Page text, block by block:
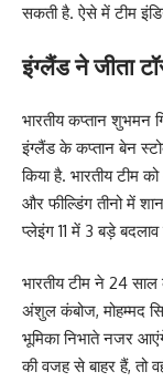
सकती है. ऐसे में टीम
इंग्लैंड ने जीता
भारतीय कप्तान शुभमन
इंग्लैंड के कप्तान बेन
किया है. भारतीय टीम
और फील्डिंग तीनो में
प्लेइंग 11 में 3 बड़े बदलाव
भारतीय टीम ने 24
अंशुल कंबोज, मोहम्मद
भूमिका निभाते नजर
की वजह से बाहर हैं, तो